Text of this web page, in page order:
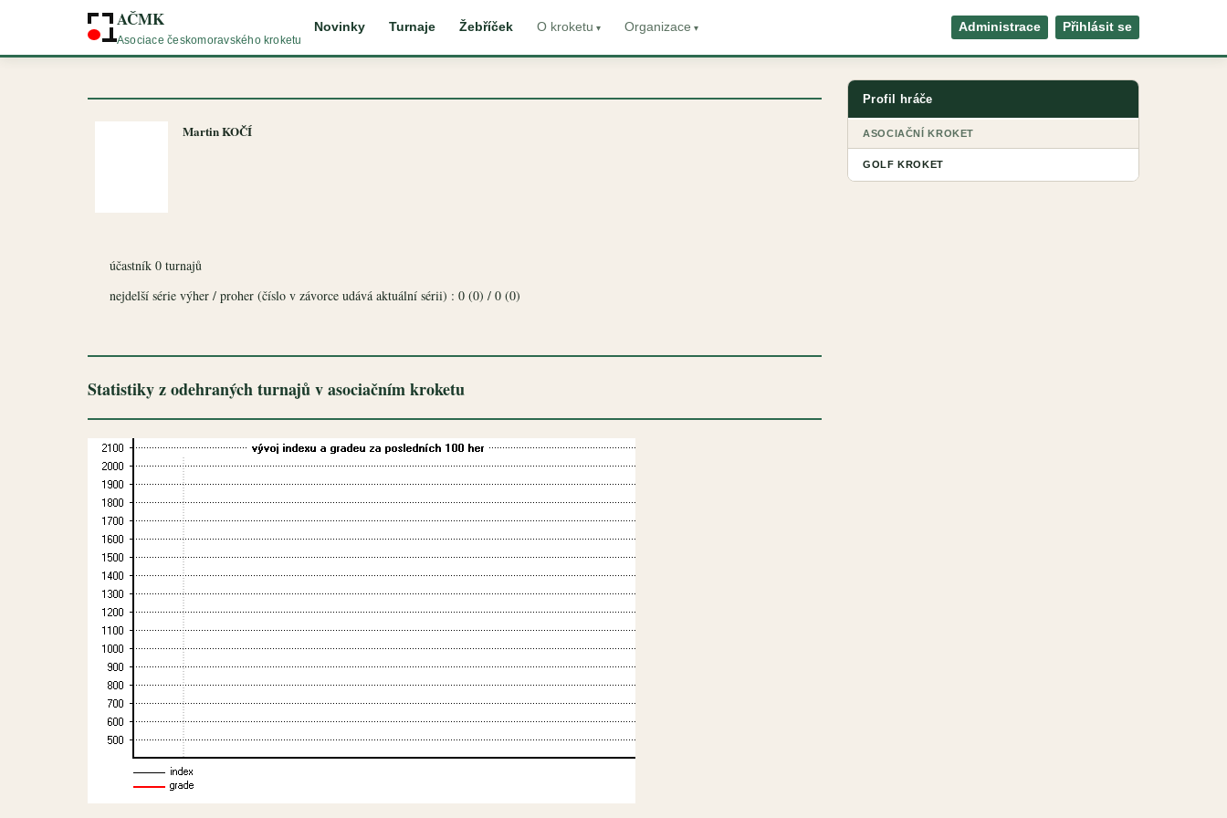
AČMK
Asociace českomoravského kroketu
Novinky Turnaje Žebříček O kroketu Organizace Administrace Přihlásit se
Martin KOČÍ
účastník 0 turnajů
nejdelší série výher / proher (číslo v závorce udává aktuální sérii) : 0 (0) / 0 (0)
Statistiky z odehraných turnajů v asociačním kroketu
Profil hráče
ASOCIAČNÍ KROKET
GOLF KROKET